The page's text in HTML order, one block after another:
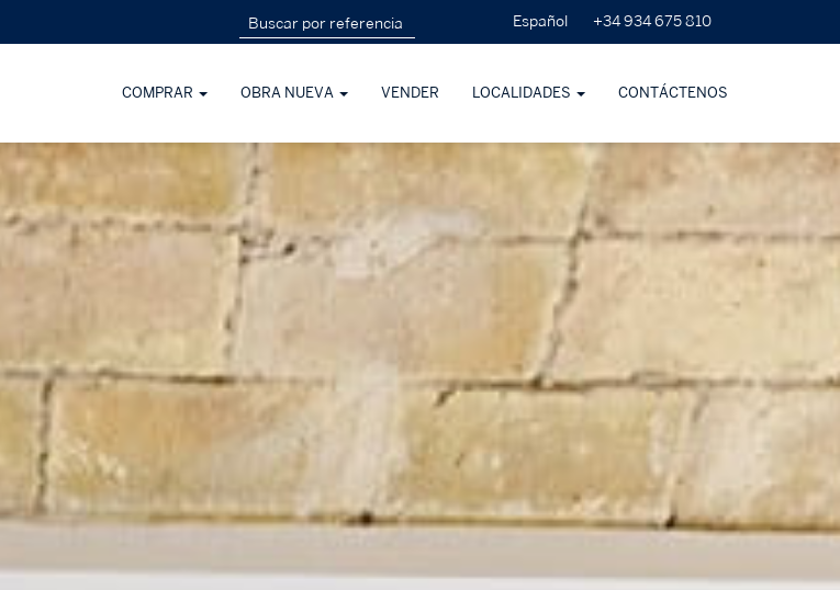
Español +34 934 675 810
COMPRAR OBRA NUEVA VENDER LOCALIDADES CONTÁCTENOS